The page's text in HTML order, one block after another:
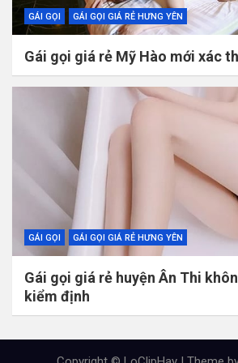
GÁI GỌI GÁI GỌI GIÁ RẺ HƯNG YÊN
Gái gọi giá rẻ Mỹ Hào mới xác
GÁI GỌI GÁI GỌI GIÁ RẺ HƯNG YÊN
Gái gọi giá rẻ huyện Ân Thi
kiểm định